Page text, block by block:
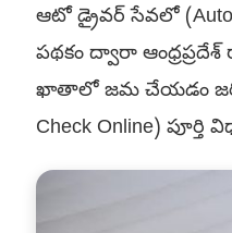
ఆటో డ్రైవర్ సేవలో
పథకం ద్వారా
ఖాతాలో జమ చేయడం
Check Online) పూర్తి